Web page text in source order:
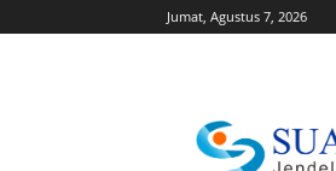
Jumat, Agustus 7, 2026